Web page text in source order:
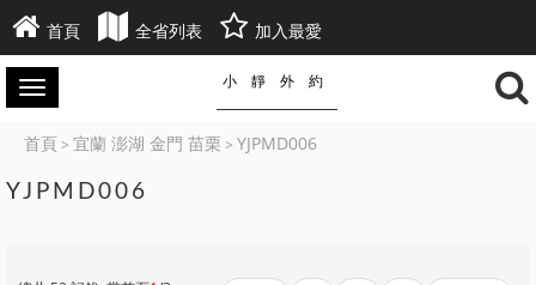
首頁 全省列表 加入最愛
小靜外約
首頁> 宜蘭 澎湖 金門 苗栗 > YJPMD006
YJPMD006